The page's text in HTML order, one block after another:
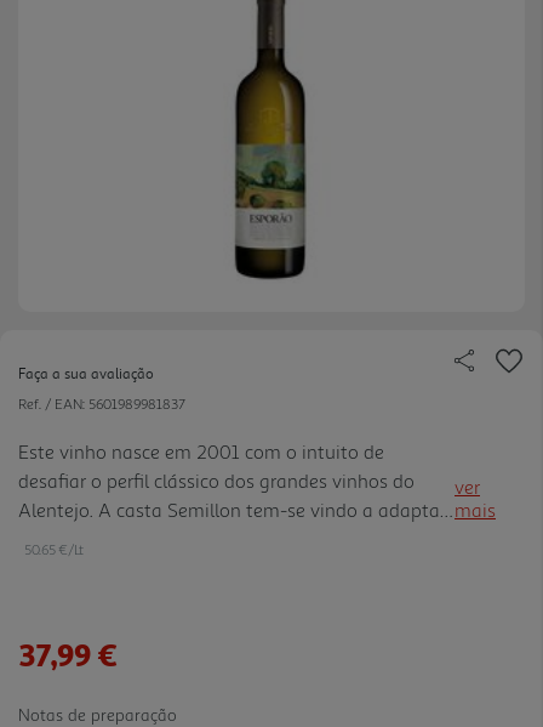
Faça a sua avaliação
Ref. / EAN: 5601989981837
Este vinho nasce em 2001 com o intuito de
desafiar o perfil clássico dos grandes vinhos do
Alentejo. A casta Semillon tem-se vindo a adaptar
com grande sucesso ao longo dos anos, ao local
potencial enológico, dando origem a este belo
ver
mais
50.65 €/Lt
37,99 €
Notas de preparação